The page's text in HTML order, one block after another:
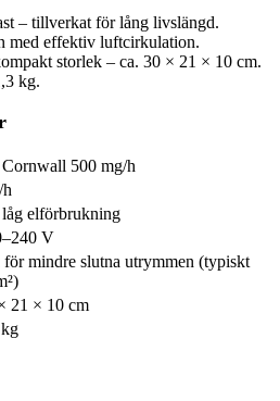
– tillverkat för lång livslängd.
med effektiv luftcirkulation.
storlek – ca. 30 × 21 × 10 cm.
kg.
500 mg/h
elförbrukning
V
för mindre slutna utrymmen (typiskt
21 × 10 cm